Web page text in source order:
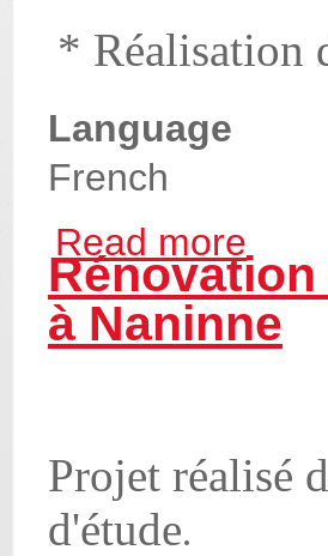
* Réalisation
Language
French
Read more
à Naninne
Projet réalisé
d'étude.